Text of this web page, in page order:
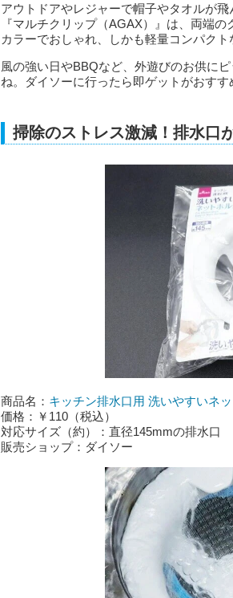
アウトドアやレジャーで帽子やタオルが
『マルチクリップ（AGAX）』は、両端
カラーでおしゃれ、しかも軽量コンパクト
風の強い日やBBQなど、外遊びのお供に
ね。ダイソーに行ったら即ゲットがおすす
掃除のストレス激減！排水口
商品名： キッチン排水口用 洗いやすいネ
価格：￥110（税込）
対応サイズ（約）：直径145mmの排水口
販売ショップ：ダイソー